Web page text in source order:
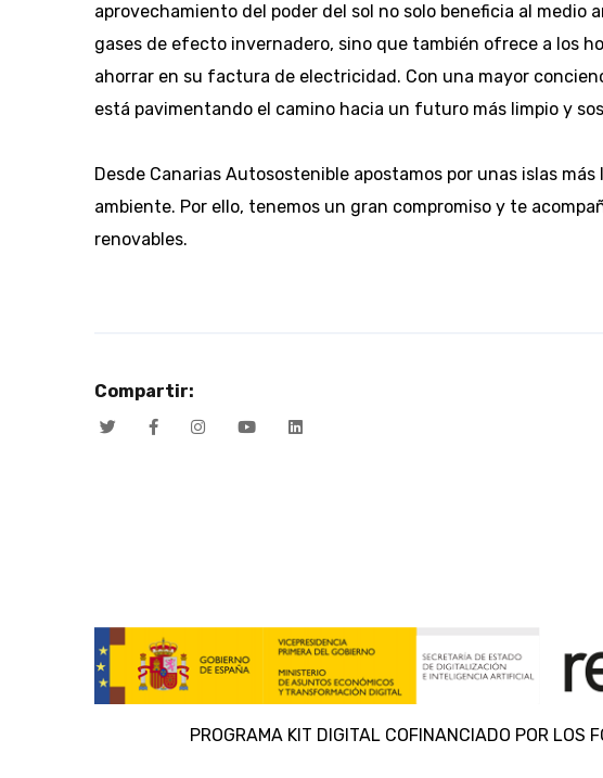
aprovechamiento del poder del sol no solo beneficia al medio
gases de efecto invernadero, sino que también ofrece a los
ahorrar en su factura de electricidad. Con una mayor
está pavimentando el camino hacia un futuro más limpio y
Desde Canarias Autosostenible apostamos por unas islas
ambiente. Por ello, tenemos un gran compromiso y te
renovables.
Compartir:
PROGRAMA KIT DIGITAL COFINANCIADO POR LOS